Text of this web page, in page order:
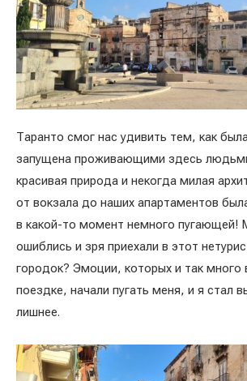
Таранто смог нас удивить тем, как
запущена проживающими здесь
красивая природа и некогда милая
от вокзала до наших апартаментов
в какой-то момент немного
ошиблись и зря приехали в этот
городок? Эмоции, которых и так много
поездке, начали пугать меня, и я стал
лишнее.